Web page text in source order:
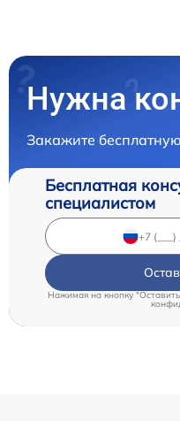
Нужна
Закажите
Бесплатная
специалистом
Нажимая на кнопку